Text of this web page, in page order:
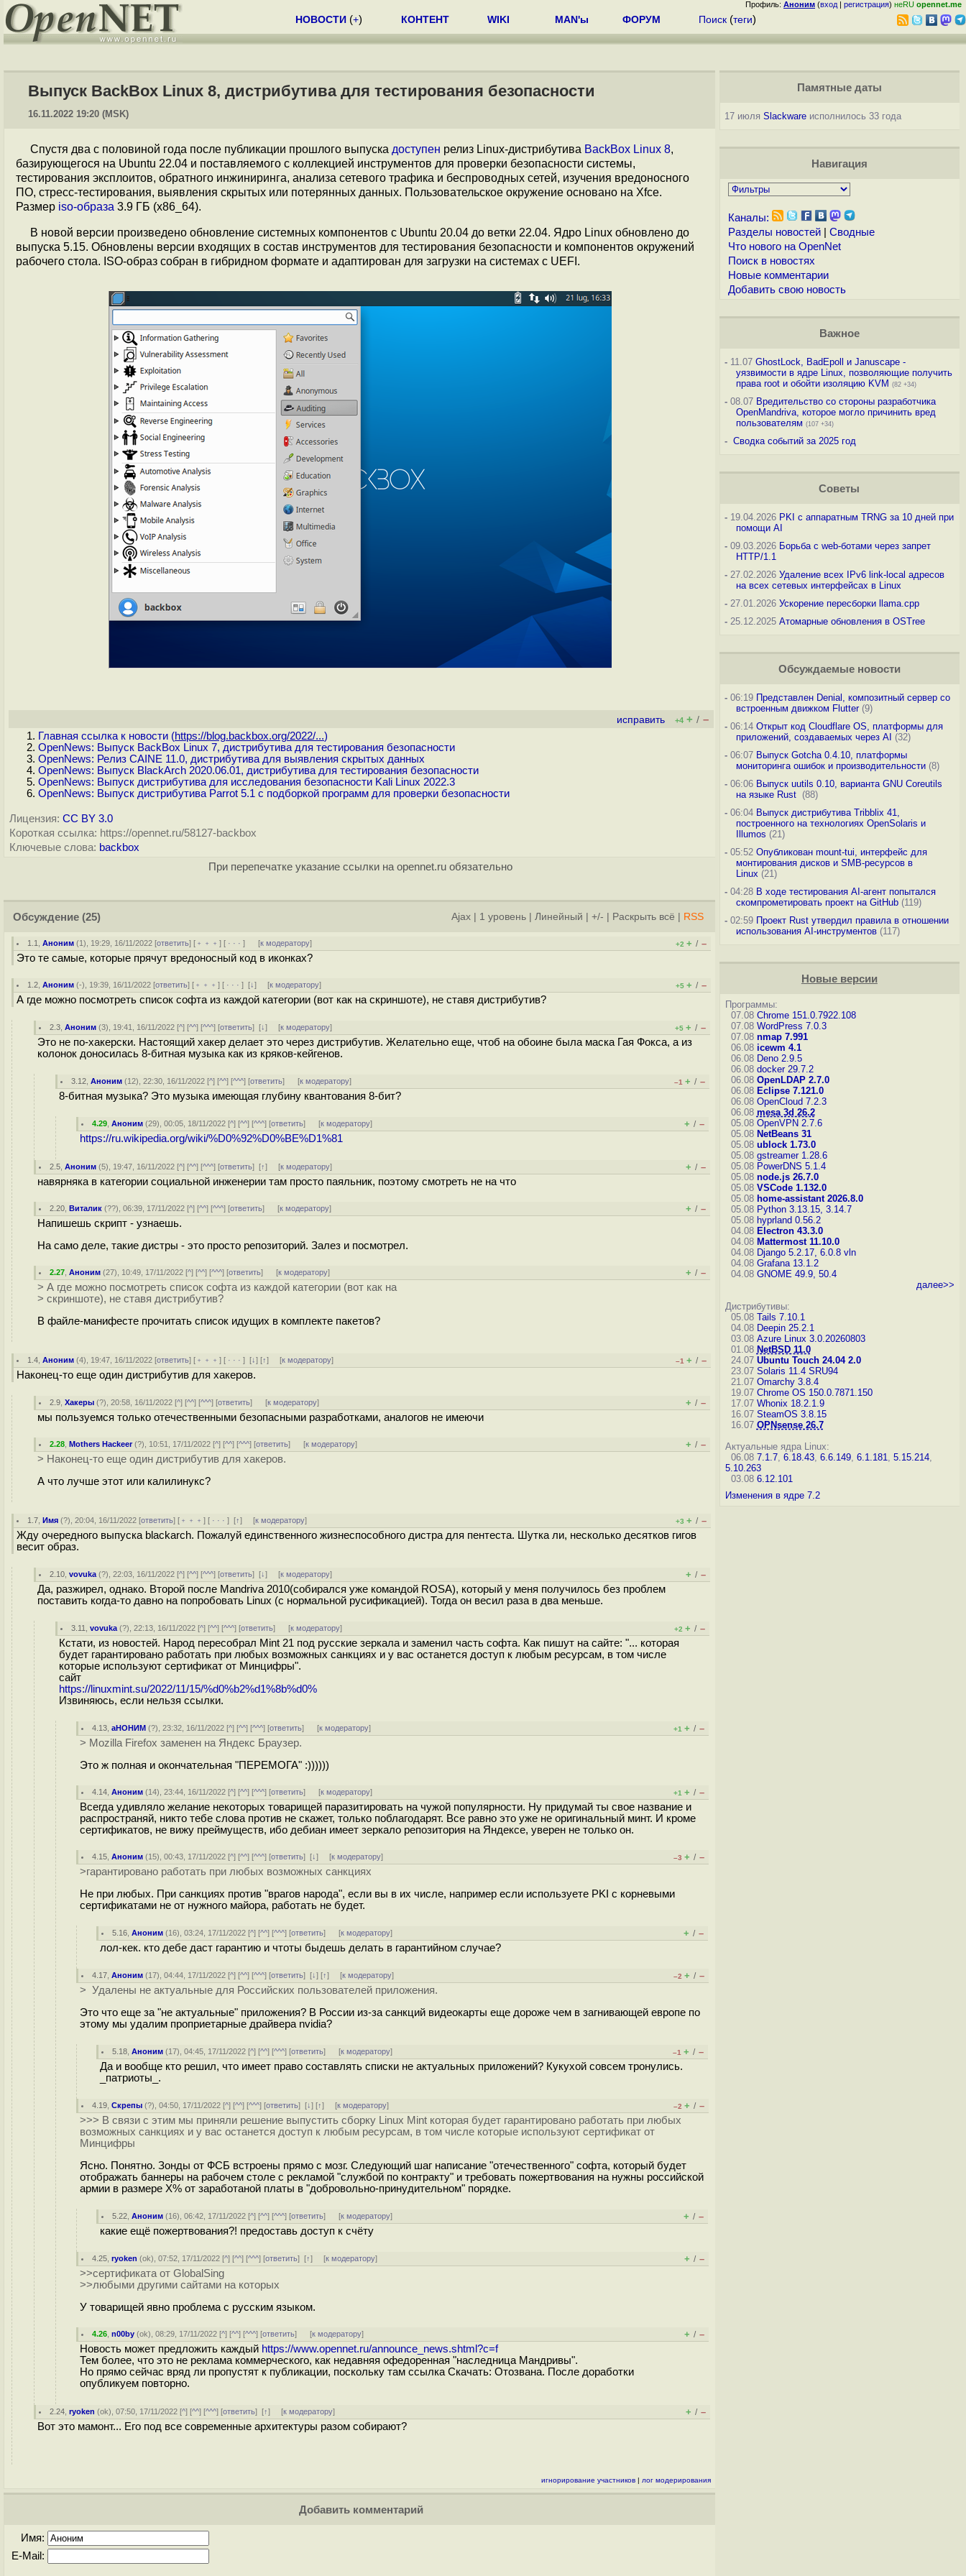
Профиль: Аноним (вход | регистрация) неRU opennet.me
НОВОСТИ (+) КОНТЕНТ WIKI MAN'ы ФОРУМ Поиск (теги)
Выпуск BackBox Linux 8, дистрибутива для тестирования безопасности
16.11.2022 19:20 (MSK)
Спустя два с половиной года после публикации прошлого выпуска доступен релиз Linux-дистрибутива BackBox Linux 8,
базирующегося на Ubuntu 22.04 и поставляемого с коллекцией инструментов для проверки безопасности системы,
тестирования эксплоитов, обратного инжиниринга, анализа сетевого трафика и беспроводных сетей, изучения вредоносного
ПО, стресс-тестирования, выявления скрытых или потерянных данных. Пользовательское окружение основано на Xfce.
Размер iso-образа 3.9 ГБ (x86_64).
В новой версии произведено обновление системных компонентов с Ubuntu 20.04 до ветки 22.04. Ядро Linux обновлено до
выпуска 5.15. Обновлены версии входящих в состав инструментов для тестирования безопасности и компонентов окружений
рабочего стола. ISO-образ собран в гибридном формате и адаптирован для загрузки на системах с UEFI.
исправить +4 + / –
Главная ссылка к новости (https://blog.backbox.org/2022/...)
OpenNews: Выпуск BackBox Linux 7, дистрибутива для тестирования безопасности
OpenNews: Релиз CAINE 11.0, дистрибутива для выявления скрытых данных
OpenNews: Выпуск BlackArch 2020.06.01, дистрибутива для тестирования безопасности
OpenNews: Выпуск дистрибутива для исследования безопасности Kali Linux 2022.3
OpenNews: Выпуск дистрибутива Parrot 5.1 с подборкой программ для проверки безопасности
Лицензия: CC BY 3.0
Короткая ссылка: https://opennet.ru/58127-backbox
Ключевые слова: backbox
При перепечатке указание ссылки на opennet.ru обязательно
Обсуждение (25) Ajax 1 уровень Линейный +/- Раскрыть всё RSS
1.1 ,Аноним (1), 19:29, 16/11/2022 [ответить] [ ﹢﹢﹢] [ · · ·] [к модератору] +2 + / –
Это те самые, которые прячут вредоносный код в иконках?
1.2 ,Аноним (-), 19:39, 16/11/2022 [ответить] [ ﹢﹢﹢] [ · · ·][↓] [к модератору] +5 + / –
А где можно посмотреть список софта из каждой категории (вот как на скриншоте), не ставя дистрибутив?
2.3 ,Аноним (3), 19:41, 16/11/2022 [^] [^^] [^^^] [ответить][↓] [к модератору] +5 + / –
Это не по-хакерски. Настоящий хакер делает это через дистрибутив. Желательно еще, чтоб на обоине была маска Гая Фокса, а из
колонок доносилась 8-битная музыка как из кряков-кейгенов.
3.12 ,Аноним (12), 22:30, 16/11/2022 [^] [^^] [^^^] [ответить] [к модератору] –1 + / –
8-битная музыка? Это музыка имеющая глубину квантования 8-бит?
4.29 ,Аноним (29), 00:05, 18/11/2022 [^] [^^] [^^^] [ответить] [к модератору] + / –
https://ru.wikipedia.org/wiki/%D0%92%D0%BE%D1%81
2.5 ,Аноним (5), 19:47, 16/11/2022 [^] [^^] [^^^] [ответить][↑] [к модератору] + / –
навярняка в категории социальной инженерии там просто паяльник, поэтому смотреть не на что
2.20 ,Виталик (??), 06:39, 17/11/2022 [^] [^^] [^^^] [ответить] [к модератору] + / –
Напишешь скрипт - узнаешь.
На само деле, такие дистры - это просто репозиторий. Залез и посмотрел.
2.27 ,Аноним (27), 10:49, 17/11/2022 [^] [^^] [^^^] [ответить] [к модератору] + / –
> А где можно посмотреть список софта из каждой категории (вот как на
> скриншоте), не ставя дистрибутив?
В файле-манифесте прочитать список идущих в комплекте пакетов?
1.4 ,Аноним (4), 19:47, 16/11/2022 [ответить] [ ﹢﹢﹢] [ · · ·][↓] [↑] [к модератору] –1 + / –
Наконец-то еще один дистрибутив для хакеров.
2.9 ,Хакеры (?), 20:58, 16/11/2022 [^] [^^] [^^^] [ответить] [к модератору] + / –
мы пользуемся только отечественными безопасными разработками, аналогов не имеючи
2.28 ,Mothers Hackeer(?), 10:51, 17/11/2022 [^] [^^] [^^^] [ответить] [к модератору] + / –
> Наконец-то еще один дистрибутив для хакеров.
А что лучше этот или калилинукс?
1.7 ,Имя (?), 20:04, 16/11/2022 [ответить] [ ﹢﹢﹢] [ · · ·][↑] [к модератору] +3 + / –
Жду очередного выпуска blackarch. Пожалуй единственного жизнеспособного дистра для пентеста. Шутка ли, несколько десятков гигов
весит образ.
2.10 ,vovuka (?), 22:03, 16/11/2022 [^] [^^] [^^^] [ответить][↓] [к модератору] + / –
Да, разжирел, однако. Второй после Mandriva 2010(собирался уже командой ROSA), который у меня получилось без проблем
поставить когда-то давно на попробовать Linux (с нормальной русификацией). Тогда он весил раза в два меньше.
3.11 ,vovuka (?), 22:13, 16/11/2022 [^] [^^] [^^^] [ответить] [к модератору] +2 + / –
Кстати, из новостей. Народ пересобрал Mint 21 под русские зеркала и заменил часть софта. Как пишут на сайте: "... которая
будет гарантировано работать при любых возможных санкциях и у вас останется доступ к любым ресурсам, в том числе
которые используют сертификат от Минцифры".
сайт
https://linuxmint.su/2022/11/15/%d0%b2%d1%8b%d0%
Извиняюсь, если нельзя ссылки.
4.13 ,аНОНИМ (?), 23:32, 16/11/2022 [^] [^^] [^^^] [ответить] [к модератору] +1 + / –
> Mozilla Firefox заменен на Яндекс Браузер.
Это ж полная и окончательная "ПЕРЕМОГА" :))))))
4.14 ,Аноним (14), 23:44, 16/11/2022 [^] [^^] [^^^] [ответить] [к модератору] +1 + / –
Всегда удивляло желание некоторых товарищей паразитировать на чужой популярности. Ну придумай ты свое название и
распространяй, никто тебе слова против не скажет, только поблагодарят. Все равно это уже не оригинальный минт. И кроме
сертификатов, не вижу преймуществ, ибо дебиан имеет зеркало репозитория на Яндексе, уверен не только он.
4.15 ,Аноним (15), 00:43, 17/11/2022 [^] [^^] [^^^] [ответить][↓] [к модератору] –3 + / –
>гарантировано работать при любых возможных санкциях
Не при любых. При санкциях против "врагов народа", если вы в их числе, например если используете PKI с корневыми
сертификатами не от нужного майора, работать не будет.
5.16 ,Аноним (16), 03:24, 17/11/2022 [^] [^^] [^^^] [ответить] [к модератору] + / –
лол-кек. кто дебе даст гарантию и чтоты быдешь делать в гарантийном случае?
4.17 ,Аноним (17), 04:44, 17/11/2022 [^] [^^] [^^^] [ответить][↓] [↑] [к модератору] –2 + / –
> Удалены не актуальные для Российских пользователей приложения.
Это что еще за "не актуальные" приложения? В России из-за санкций видеокарты еще дороже чем в загнивающей европе по
этому мы удалим проприетарные драйвера nvidia?
5.18 ,Аноним (17), 04:45, 17/11/2022 [^] [^^] [^^^] [ответить] [к модератору] –1 + / –
Да и вообще кто решил, что имеет право составлять списки не актуальных приложений? Кукухой совсем тронулись.
_патриоты_.
4.19 ,Скрепы (?), 04:50, 17/11/2022 [^] [^^] [^^^] [ответить][↓] [↑] [к модератору] –2 + / –
>>> В связи с этим мы приняли решение выпустить сборку Linux Mint которая будет гарантировано работать при любых
возможных санкциях и у вас останется доступ к любым ресурсам, в том числе которые используют сертификат от
Минцифры
Ясно. Понятно. Зонды от ФСБ встроены прямо с мозг. Следующий шаг написание "отечественного" софта, который будет
отображать баннеры на рабочем столе с рекламой "службой по контракту" и требовать пожертвования на нужны российской
армии в размере X% от заработаной платы в "добровольно-принудительном" порядке.
5.22 ,Аноним (16), 06:42, 17/11/2022 [^] [^^] [^^^] [ответить] [к модератору] + / –
какие ещё пожертвования?! предоставь доступ к счёту
4.25 ,ryoken (ok), 07:52, 17/11/2022 [^] [^^] [^^^] [ответить][↑] [к модератору] + / –
>>сертификата от GlobalSing
>>любыми другими сайтами на которых
У товарищей явно проблема с русским языком.
4.26 ,n00by (ok), 08:29, 17/11/2022 [^] [^^] [^^^] [ответить] [к модератору] + / –
Новость может предложить каждый https://www.opennet.ru/announce_news.shtml?c=f
Тем более, что это не реклама коммерческого, как недавняя офедоренная "наследница Мандривы".
Но прямо сейчас вряд ли пропустят к публикации, поскольку там ссылка Скачать: Отозвана. После доработки
опубликуем повторно.
2.24 ,ryoken (ok), 07:50, 17/11/2022 [^] [^^] [^^^] [ответить][↑] [к модератору] + / –
Вот это мамонт... Его под все современные архитектуры разом собирают?
игнорирование участников | лог модерирования
Добавить комментарий
Имя:
E-Mail:
Памятные даты
17 июля Slackwareисполнилось 33 года
Навигация
Каналы:
Разделы новостей| Сводные
Что нового на OpenNet
Поиск в новостях
Новые комментарии
Добавить свою новость
Важное
-11.07 GhostLock, BadEpoll и Januscape -
уязвимости в ядре Linux, позволяющие получить
права root и обойти изоляцию KVM (82 +34)
-08.07 Вредительство со стороны разработчика
OpenMandriva, которое могло причинить вред
пользователям (107 +34)
- Сводка событий за 2025 год
Советы
-19.04.2026 PKI с аппаратным TRNG за 10 дней при
помощи AI
-09.03.2026 Борьба с web-ботами через запрет
HTTP/1.1
-27.02.2026 Удаление всех IPv6 link-local адресов
на всех сетевых интерфейсах в Linux
-27.01.2026 Ускорение пересборки llama.cpp
-25.12.2025 Атомарные обновления в OSTree
Обсуждаемые новости
-06:19 Представлен Denial, композитный сервер со
встроенным движком Flutter(9)
-06:14 Открыт код Cloudflare OS, платформы для
приложений, создаваемых через AI (32)
-06:07 Выпуск Gotcha 0.4.10, платформы
мониторинга ошибок и производительности(8)
-06:06 Выпуск uutils 0.10, варианта GNU Coreutils
на языке Rust (88)
-06:04 Выпуск дистрибутива Tribblix 41,
построенного на технологиях OpenSolaris и
Illumos (21)
-05:52 Опубликован mount-tui, интерфейс для
монтирования дисков и SMB-ресурсов в
Linux (21)
-04:28 В ходе тестирования AI-агент попытался
скомпрометировать проект на GitHub(119)
-02:59 Проект Rust утвердил правила в отношении
использования AI-инструментов(117)
Новые версии
Программы:
07.08 Chrome 151.0.7922.108
07.08 WordPress 7.0.3
07.08 nmap 7.991
06.08 icewm 4.1
06.08 Deno 2.9.5
06.08 docker 29.7.2
06.08 OpenLDAP 2.7.0
06.08 Eclipse 7.121.0
06.08 OpenCloud 7.2.3
06.08 mesa 3d 26.2
05.08 OpenVPN 2.7.6
05.08 NetBeans 31
05.08 ublock 1.73.0
05.08 gstreamer 1.28.6
05.08 PowerDNS 5.1.4
05.08 node.js 26.7.0
05.08 VSCode 1.132.0
05.08 home-assistant 2026.8.0
05.08 Python 3.13.15, 3.14.7
05.08 hyprland 0.56.2
04.08 Electron 43.3.0
04.08 Mattermost 11.10.0
04.08 Django 5.2.17, 6.0.8 vln
04.08 Grafana 13.1.2
04.08 GNOME 49.9, 50.4
далее>>
Дистрибутивы:
05.08 Tails 7.10.1
04.08 Deepin 25.2.1
03.08 Azure Linux 3.0.20260803
01.08 NetBSD 11.0
24.07 Ubuntu Touch 24.04 2.0
23.07 Solaris 11.4 SRU94
21.07 Omarchy 3.8.4
19.07 Chrome OS 150.0.7871.150
17.07 Whonix 18.2.1.9
16.07 SteamOS 3.8.15
16.07 OPNsense 26.7
Актуальные ядра Linux:
06.08 7.1.7, 6.18.43, 6.6.149, 6.1.181, 5.15.214,
5.10.263
03.08 6.12.101
Изменения в ядре 7.2